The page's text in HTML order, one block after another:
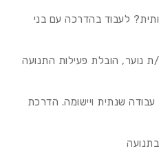
לעבוד בהדרכה עם בני
נוער, הובלת פעילות התנועה
שנתית ויישומה. הדרכת
בתנועה